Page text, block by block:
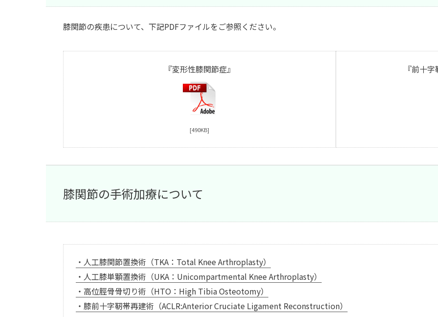
膝関節の疾患について、下記PDFファイルをご参照ください。
『変形性膝関節症』
[490KB]
『前十
膝関節の手術加療について
・人工膝関節置換術（TKA：Total Knee Arthroplasty）
・人工膝単顆置換術（UKA：Unicompartmental Knee Arthroplasty）
・高位脛骨骨切り術（HTO：High Tibia Osteotomy）
・膝前十字靭帯再建術（ACLR:Anterior Cruciate Ligament Reconstruction）